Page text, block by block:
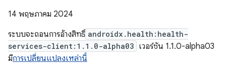
14 พฤษภาคม 2024
ระบบจะถอนการอ้างสิทธิ์ androidx.health:health-
services-client:1.1.0-alpha03 เวอร์ชัน 1.1.0-alpha03
มีการเปลี่ยนแปลงเหล่านี้